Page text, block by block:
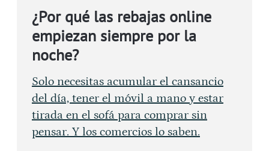
¿Por qué las rebajas online
empiezan siempre por la
noche?
Solo necesitas acumular el cansancio
del día, tener el móvil a mano y estar
tirada en el sofá para comprar sin
pensar. Y los comercios lo saben.